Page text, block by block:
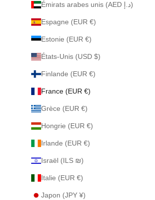
Émirats arabes unis (AED د.إ)
Espagne (EUR €)
Estonie (EUR €)
États-Unis (USD $)
Finlande (EUR €)
France (EUR €)
Grèce (EUR €)
Hongrie (EUR €)
Irlande (EUR €)
Israël (ILS ₪)
Italie (EUR €)
Japon (JPY ¥)